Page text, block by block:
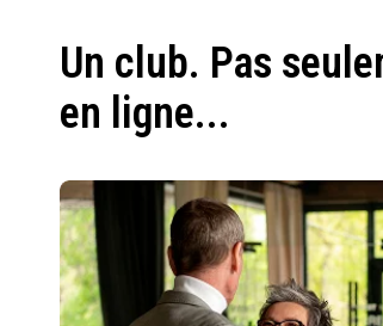
Un club. Pas
en ligne...